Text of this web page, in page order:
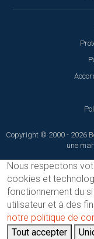
Copyright © 2000 - 2026
une
Nous respectons
cookies et
fonctionnement du
utilisateur et à des
notre politique de
Tout accepter